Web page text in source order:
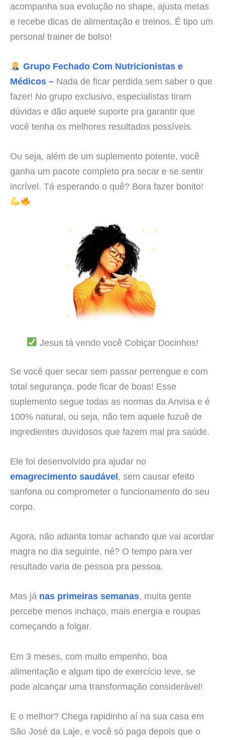
acompanha sua evolução no shape, ajusta metas
e recebe dicas de alimentação e treinos. É tipo um
personal trainer de bolso!
Grupo Fechado Com Nutricionistas e
Médicos – Nada de ficar perdida sem saber o que
fazer! No grupo exclusivo, especialistas tiram
dúvidas e dão aquele suporte pra garantir que
você tenha os melhores resultados possíveis.
Ou seja, além de um suplemento potente, você
ganha um pacote completo pra secar e se sentir
incrível. Tá esperando o quê? Bora fazer bonito!
Jesus tá vendo você Cobiçar Docinhos!
Se você quer secar sem passar perrengue e com
total segurança, pode ficar de boas! Esse
suplemento segue todas as normas da Anvisa e é
100% natural, ou seja, não tem aquele fuzuê de
ingredientes duvidosos que fazem mal pra saúde.
Ele foi desenvolvido pra ajudar no
emagrecimento saudável, sem causar efeito
sanfona ou comprometer o funcionamento do seu
corpo.
Agora, não adianta tomar achando que vai acordar
magra no dia seguinte, né? O tempo para ver
resultado varia de pessoa pra pessoa.
Mas já nas primeiras semanas, muita gente
percebe menos inchaço, mais energia e roupas
começando a folgar.
Em 3 meses, com muito empenho, boa
alimentação e algum tipo de exercício leve, se
pode alcançar uma transformação considerável!
E o melhor? Chega rapidinho aí na sua casa em
São José da Laje, e você só paga depois que o